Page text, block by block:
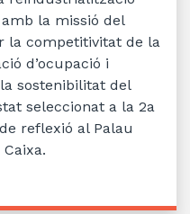
amb la missió del
la competitivitat de la
d’ocupació i
sostenibilitat del
seleccionat a la 2a
reflexió al Palau